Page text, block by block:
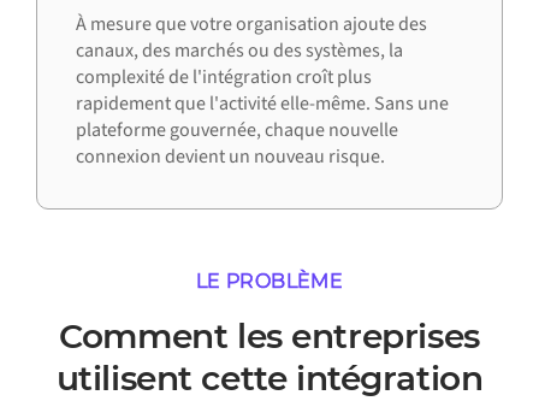
À mesure que votre organisation ajoute des
canaux, des marchés ou des systèmes, la
complexité de l'intégration croît plus
rapidement que l'activité elle-même. Sans une
plateforme gouvernée, chaque nouvelle
connexion devient un nouveau risque.
LE PROBLÈME
Comment les entreprises
utilisent cette intégration